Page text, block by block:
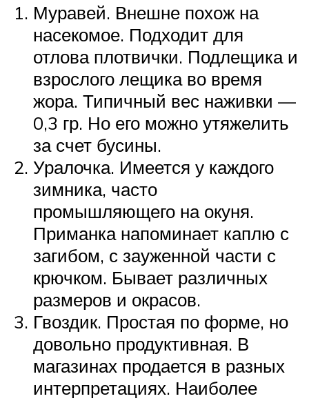
Муравей. Внешне похож на
насекомое. Подходит для
отлова плотвички. Подлещика и
взрослого лещика во время
жора. Типичный вес наживки —
0,3 гр. Но его можно утяжелить
за счет бусины.
Уралочка. Имеется у каждого
зимника, часто
промышляющего на окуня.
Приманка напоминает каплю с
загибом, с зауженной части с
крючком. Бывает различных
размеров и окрасов.
Гвоздик. Простая по форме, но
довольно продуктивная. В
магазинах продается в разных
интерпретациях. Наиболее